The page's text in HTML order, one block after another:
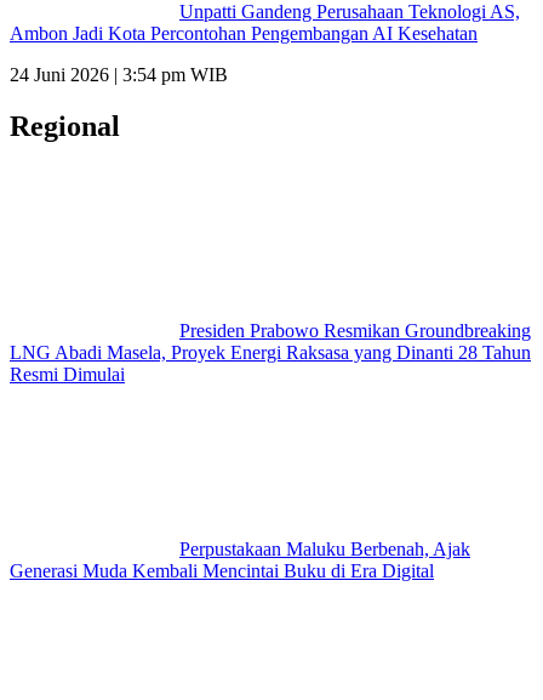
Unpatti Gandeng Perusahaan Teknologi AS,
Ambon Jadi Kota Percontohan Pengembangan AI Kesehatan
24 Juni 2026 | 3:54 pm WIB
Regional
Presiden Prabowo Resmikan Groundbreaking
LNG Abadi Masela, Proyek Energi Raksasa yang Dinanti 28 Tahun
Resmi Dimulai
Perpustakaan Maluku Berbenah, Ajak
Generasi Muda Kembali Mencintai Buku di Era Digital